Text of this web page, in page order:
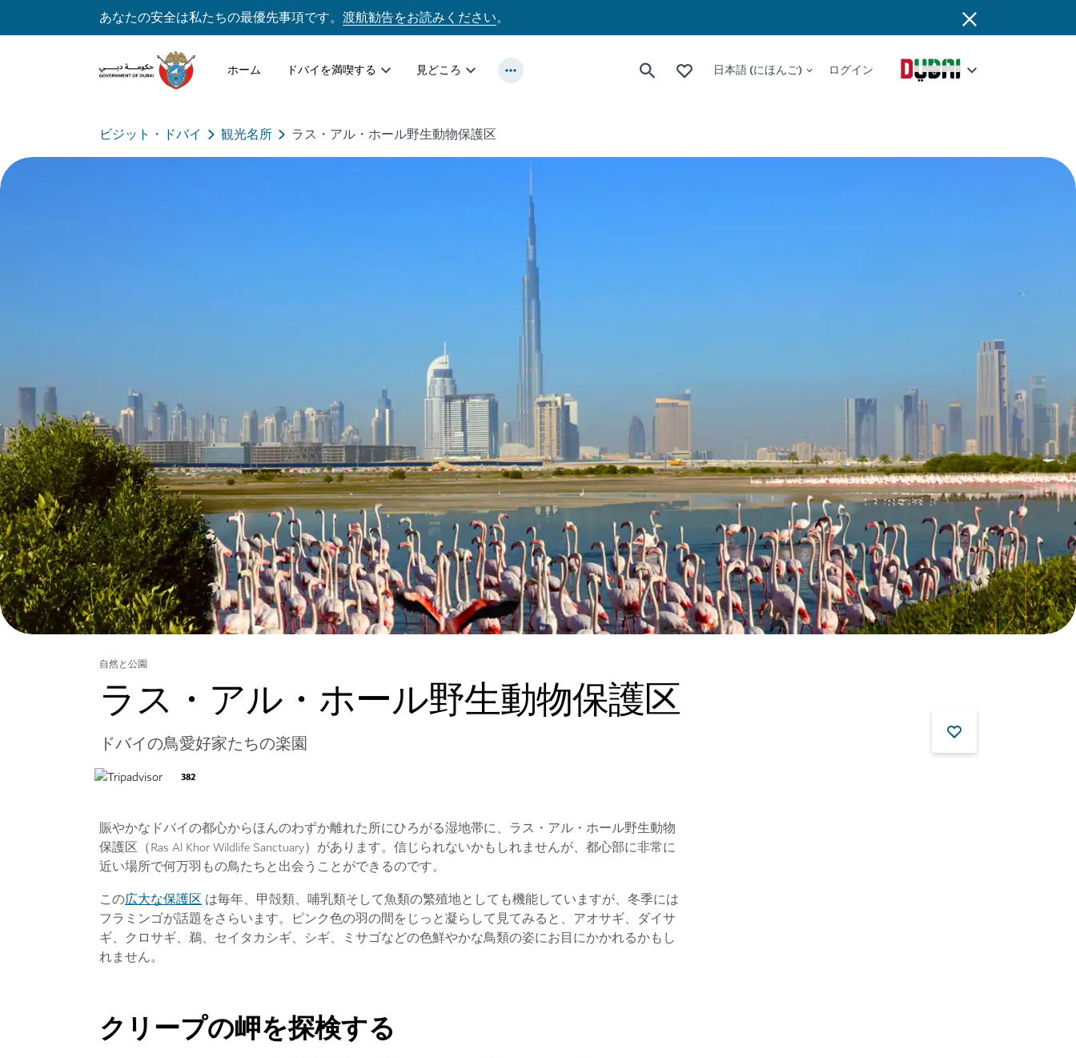
あなたの安全は私たちの最優先事項です。 渡航勧告をお読みください。
ホーム ドバイを満喫する 見どころ 日本語 (にほんご) ログイン
ビジット・ドバイ 観光名所 ラス・アル・ホール野生動物保護区
自然と公園
ラス・アル・ホール野生動物保護区
ドバイの鳥愛好家たちの楽園
382
賑やかなドバイの都心からほんのわずか離れた所にひろがる湿地帯に、ラス・アル・ホール野生動物
保護区（Ras Al Khor Wildlife Sanctuary）があります。信じられないかもしれませんが、都心部に非常に
近い場所で何万羽もの鳥たちと出会うことができるのです。
この広大な保護区 は毎年、甲殻類、哺乳類そして魚類の繁殖地としても機能していますが、冬季には
フラミンゴが話題をさらいます。ピンク色の羽の間をじっと凝らして見てみると、アオサギ、ダイサ
ギ、クロサギ、鵜、セイタカシギ、シギ、ミサゴなどの色鮮やかな鳥類の姿にお目にかかれるかもし
れません。
クリープの岬を探検する